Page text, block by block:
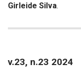
Girleide Silva.
v.23, n.23 2024